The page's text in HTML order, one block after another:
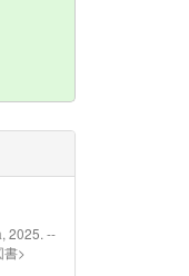
2025. --
>